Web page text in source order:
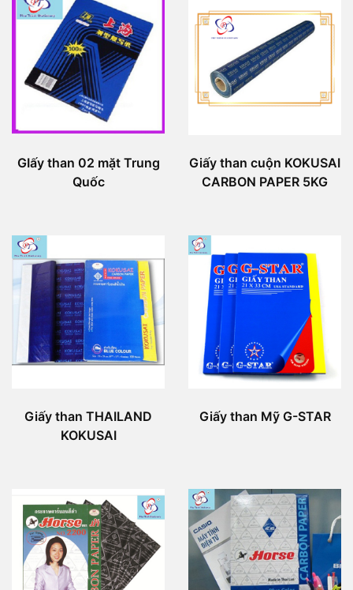
GIấy than 02 mặt Trung
Quốc
Giấy than cuộn KOKUSAI
CARBON PAPER 5KG
Giấy than THAILAND
KOKUSAI
Giấy than Mỹ G-STAR